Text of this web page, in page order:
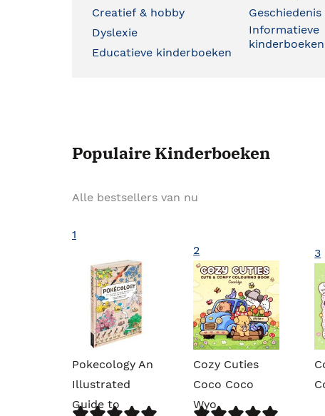
Creatief & hobby
Dyslexie
Educatieve kinderboeken
Geschiedenis
Informatieve
kinderboeken
Populaire Kinderboeken
Alle bestsellers van nu
1
Pokecology An
Illustrated
Guide to
2
Cozy Cuties
Coco Coco
Wyo
3